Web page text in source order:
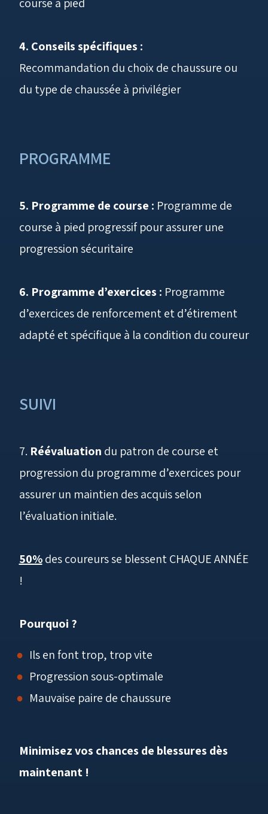
4. Conseils spécifiques :
Recommandation du choix de chaussure ou
du type de chaussée à privilégier
PROGRAMME
5. Programme de course : Programme de
course à pied progressif pour assurer une
progression sécuritaire
6. Programme d’exercices : Programme
d’exercices de renforcement et d’étirement
adapté et spécifique à la condition du coureur
SUIVI
7. Réévaluation du patron de course et
progression du programme d’exercices pour
assurer un maintien des acquis selon
l’évaluation initiale.
50%des coureurs se blessent CHAQUE ANNÉE
!
Pourquoi ?
Ils en font trop, trop vite
Progression sous-optimale
Mauvaise paire de chaussure
Minimisez vos chances de blessures dès
maintenant !